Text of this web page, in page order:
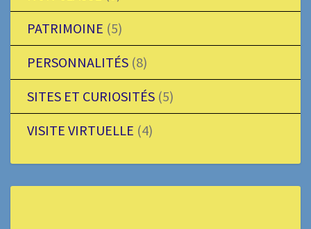
PATRIMOINE (5)
PERSONNALITÉS (8)
SITES ET CURIOSITÉS (5)
VISITE VIRTUELLE (4)